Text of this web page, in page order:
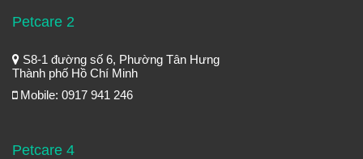
Petcare 2
S8-1 đường số 6, Phường Tân Hưng
Thành phố Hồ Chí Minh
Mobile: 0917 941 246
Petcare 4